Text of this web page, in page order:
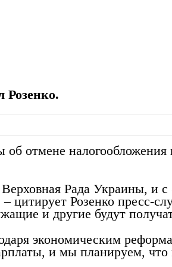
Розенко.
об отмене
Рада Украины, и с
цитирует Розенко пресс-
и другие будут
экономическим
и мы планируем,